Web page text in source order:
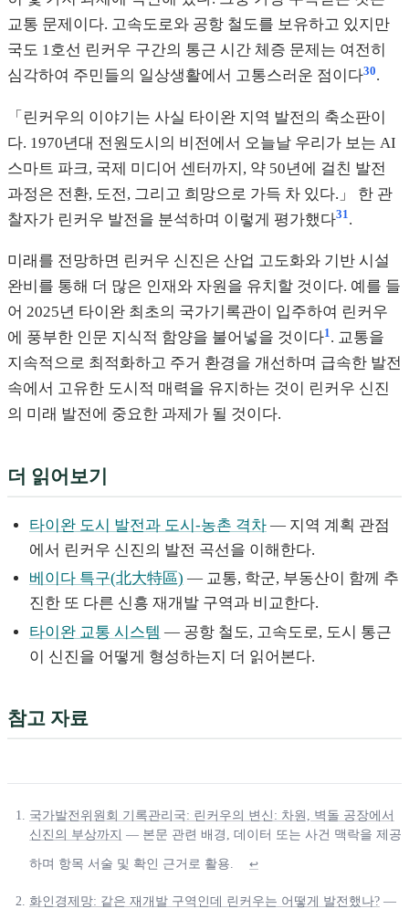
교통 문제이다. 고속도로와 공항 철도를 보유하고 있지만
국도 1호선 린커우 구간의 통근 시간 체증 문제는 여전히
심각하여 주민들의 일상생활에서 고통스러운 점이다30.
「린커우의 이야기는 사실 타이완 지역 발전의 축소판이
다. 1970년대 전원도시의 비전에서 오늘날 우리가 보는 AI
스마트 파크, 국제 미디어 센터까지, 약 50년에 걸친 발전
과정은 전환, 도전, 그리고 희망으로 가득 차 있다.」 한 관
찰자가 린커우 발전을 분석하며 이렇게 평가했다31.
미래를 전망하면 린커우 신진은 산업 고도화와 기반 시설
완비를 통해 더 많은 인재와 자원을 유치할 것이다. 예를 들
어 2025년 타이완 최초의 국가기록관이 입주하여 린커우
에 풍부한 인문 지식적 함양을 불어넣을 것이다1 . 교통을
지속적으로 최적화하고 주거 환경을 개선하며 급속한 발전
속에서 고유한 도시적 매력을 유지하는 것이 린커우 신진
의 미래 발전에 중요한 과제가 될 것이다.
더 읽어보기
타이완 도시 발전과 도시-농촌 격차 — 지역 계획 관점
에서 린커우 신진의 발전 곡선을 이해한다.
베이다 특구(北大特區) — 교통, 학군, 부동산이 함께 추
진한 또 다른 신흥 재개발 구역과 비교한다.
타이완 교통 시스템 — 공항 철도, 고속도로, 도시 통근
이 신진을 어떻게 형성하는지 더 읽어본다.
참고 자료
국가발전위원회 기록관리국: 린커우의 변신: 차원, 벽돌 공장에서
신진의 부상까지 — 본문 관련 배경, 데이터 또는 사건 맥락을 제공
하며 항목 서술 및 확인 근거로 활용. ↩
화인경제망: 같은 재개발 구역인데 린커우는 어떻게 발전했나? —